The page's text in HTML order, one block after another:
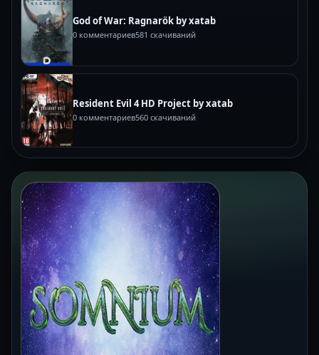
God of War: Ragnarök by xatab
0 комментариев581 скачиваний
Resident Evil 4 HD Project by xatab
0 комментариев560 скачиваний